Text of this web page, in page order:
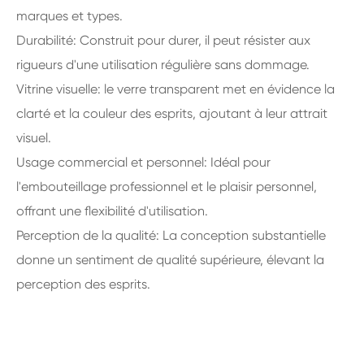
marques et types.
Durabilité: Construit pour durer, il peut résister aux
rigueurs d'une utilisation régulière sans dommage.
Vitrine visuelle: le verre transparent met en évidence la
clarté et la couleur des esprits, ajoutant à leur attrait
visuel.
Usage commercial et personnel: Idéal pour
l'embouteillage professionnel et le plaisir personnel,
offrant une flexibilité d'utilisation.
Perception de la qualité: La conception substantielle
donne un sentiment de qualité supérieure, élevant la
perception des esprits.